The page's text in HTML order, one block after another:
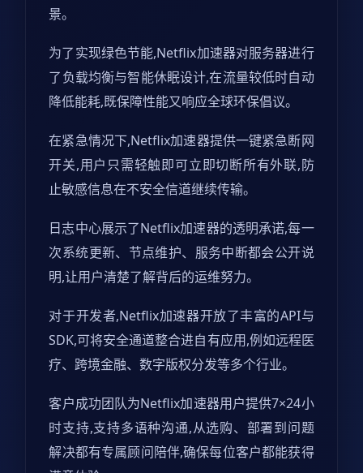
景。
为了实现绿色节能,Netflix加速器对服务器进行
了负载均衡与智能休眠设计,在流量较低时自动
降低能耗,既保障性能又响应全球环保倡议。
在紧急情况下,Netflix加速器提供一键紧急断网
开关,用户只需轻触即可立即切断所有外联,防
止敏感信息在不安全信道继续传输。
日志中心展示了Netflix加速器的透明承诺,每一
次系统更新、节点维护、服务中断都会公开说
明,让用户清楚了解背后的运维努力。
对于开发者,Netflix加速器开放了丰富的API与
SDK,可将安全通道整合进自有应用,例如远程医
疗、跨境金融、数字版权分发等多个行业。
客户成功团队为Netflix加速器用户提供7×24小
时支持,支持多语种沟通,从选购、部署到问题
解决都有专属顾问陪伴,确保每位客户都能获得